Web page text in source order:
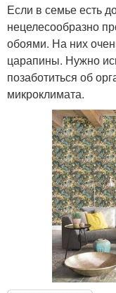
Если в семье есть
нецелесообразно
обоями. На них
царапины. Нужно
позаботиться об
микроклимата.